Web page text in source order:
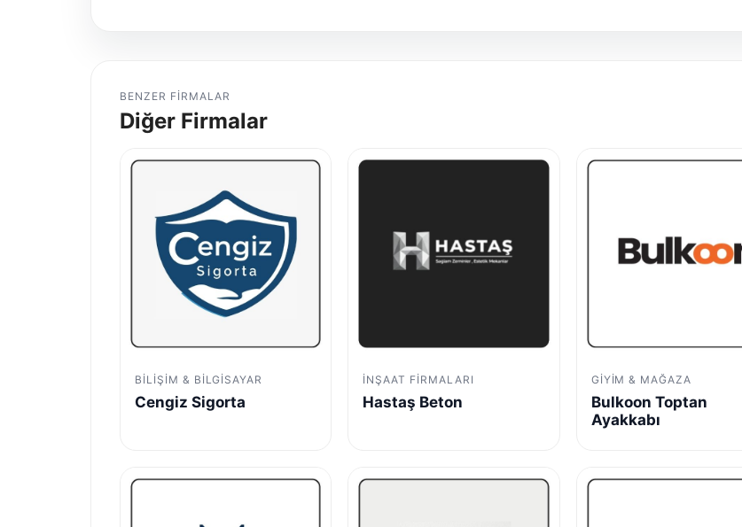
BENZER FIRMALAR
Diğer Firmalar
BILIŞIM & BILGISAYAR
Cengiz Sigorta
İNŞAAT FIRMALARI
Hastaş Beton
GIYIM & MAĞAZA
Bulkoon Toptan
Ayakkabı